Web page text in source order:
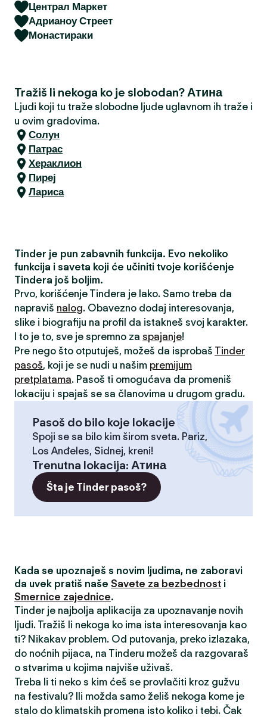
Централ Маркет
Адрианоу Стреет
Монастираки
Tražiš li nekoga ko je slobodan? Атина
Ljudi koji tu traže slobodne ljude uglavnom ih traže i
u ovim gradovima.
Солун
Патрас
Хераклион
Пиреј
Лариса
Tinder je pun zabavnih funkcija. Evo nekoliko
funkcija i saveta koji će učiniti tvoje korišćenje
Tindera još boljim.
Prvo, korišćenje Tindera je lako. Samo treba da
napraviš nalog. Obavezno dodaj interesovanja,
slike i biografiju na profil da istakneš svoj karakter.
I to je to, sve je spremno za spajanje!
Pre nego što otputuješ, možeš da isprobaš Tinder
pasoš, koji je se nudi u našim premijum
pretplatama. Pasoš ti omogućava da promeniš
lokaciju i spajaš se sa članovima u drugom gradu.
Pasoš do bilo koje lokacije
Spoji se sa bilo kim širom sveta. Pariz,
Los Anđeles, Sidnej, kreni!
Trenutna lokacija: Атина
Šta je Tinder pasoš?
Kada se upoznaješ s novim ljudima, ne zaboravi
da uvek pratiš naše Savete za bezbednost i
Smernice zajednice.
Tinder je najbolja aplikacija za upoznavanje novih
ljudi. Tražiš li nekoga ko ima ista interesovanja kao
ti? Nikakav problem. Od putovanja, preko izlazaka,
do noćnih pijaca, na Tinderu možeš da razgovaraš
o stvarima u kojima najviše uživaš.
Treba li ti neko s kim ćeš se provlačiti kroz gužvu
na festivalu? Ili možda samo želiš nekoga kome je
stalo do klimatskih promena isto koliko i tebi. Čak